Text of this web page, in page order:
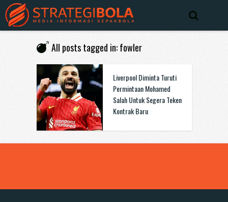
All posts tagged in: fowler
Liverpool Diminta Turuti
Permintaan Mohamed
Salah Untuk Segera Teken
Kontrak Baru